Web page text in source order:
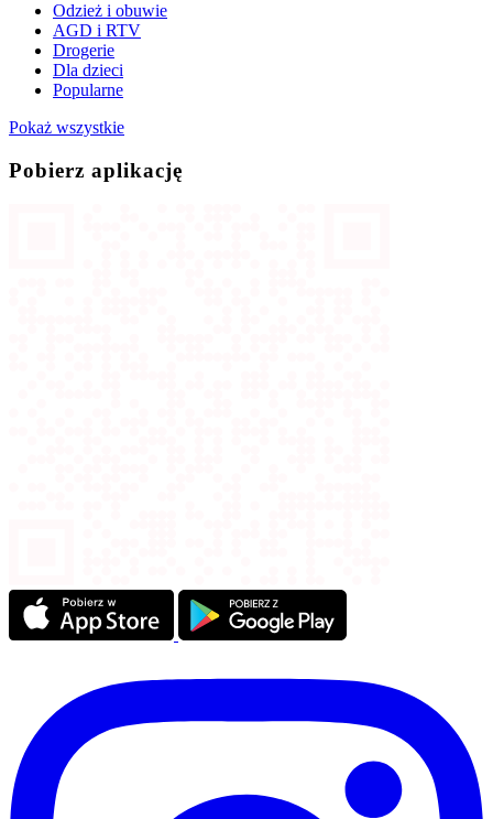
Odzież i obuwie
AGD i RTV
Drogerie
Dla dzieci
Popularne
Pokaż wszystkie
Pobierz aplikację